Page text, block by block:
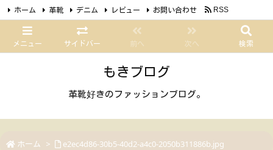
メニュー サイドバー 前へ 次へ 検索
ホーム 革靴 デニム レビュー お問い合わせ RSS
Feedly
もきブログ
革靴好きのファッションブログ。
ホーム > e2ec4d86-30b5-40d2-a4c0-2050b311886b.jpg